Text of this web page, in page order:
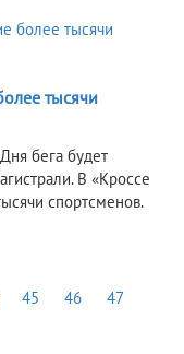
тысячи
бега будет
В «Кроссе
спортсменов.
45 46
47